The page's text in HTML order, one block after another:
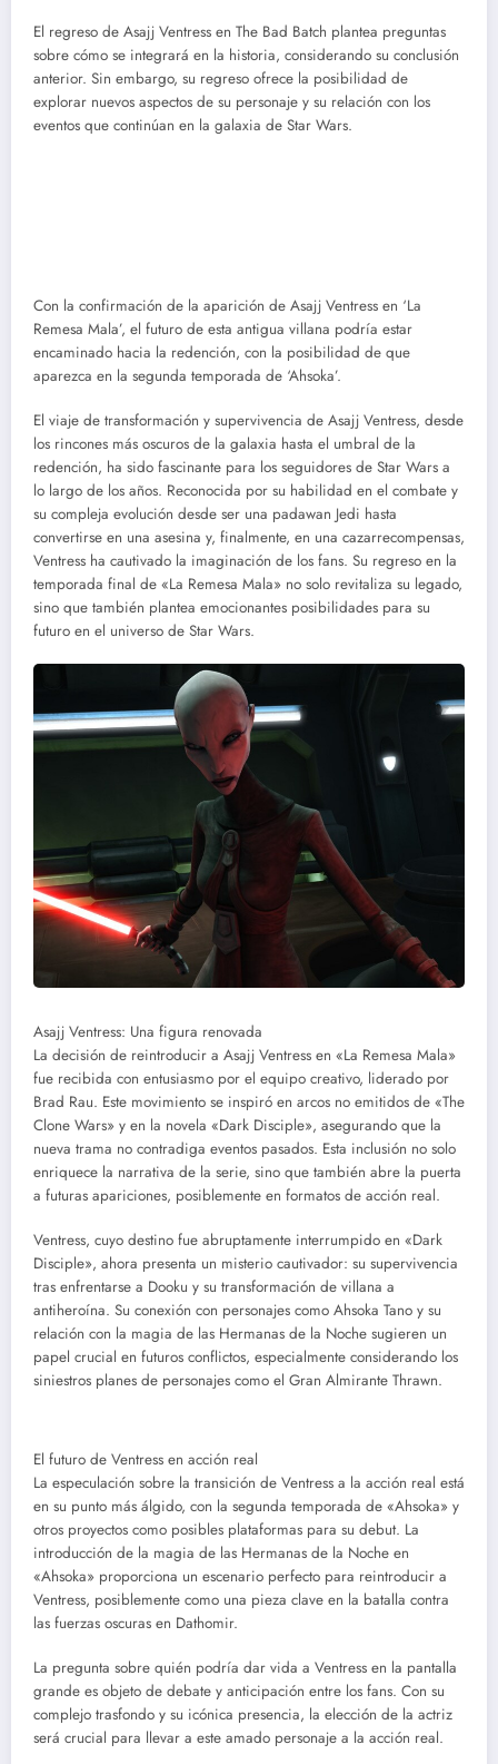
El regreso de Asajj Ventress en The Bad Batch plantea preguntas
sobre cómo se integrará en la historia, considerando su conclusión
anterior. Sin embargo, su regreso ofrece la posibilidad de
explorar nuevos aspectos de su personaje y su relación con los
eventos que continúan en la galaxia de Star Wars.
Con la confirmación de la aparición de Asajj Ventress en ‘La
Remesa Mala’, el futuro de esta antigua villana podría estar
encaminado hacia la redención, con la posibilidad de que
aparezca en la segunda temporada de ‘Ahsoka’.
El viaje de transformación y supervivencia de Asajj Ventress, desde
los rincones más oscuros de la galaxia hasta el umbral de la
redención, ha sido fascinante para los seguidores de Star Wars a
lo largo de los años. Reconocida por su habilidad en el combate y
su compleja evolución desde ser una padawan Jedi hasta
convertirse en una asesina y, finalmente, en una cazarrecompensas,
Ventress ha cautivado la imaginación de los fans. Su regreso en la
temporada final de «La Remesa Mala» no solo revitaliza su legado,
sino que también plantea emocionantes posibilidades para su
futuro en el universo de Star Wars.
Asajj Ventress: Una figura renovada
La decisión de reintroducir a Asajj Ventress en «La Remesa Mala»
fue recibida con entusiasmo por el equipo creativo, liderado por
Brad Rau. Este movimiento se inspiró en arcos no emitidos de «The
Clone Wars» y en la novela «Dark Disciple», asegurando que la
nueva trama no contradiga eventos pasados. Esta inclusión no solo
enriquece la narrativa de la serie, sino que también abre la puerta
a futuras apariciones, posiblemente en formatos de acción real.
Ventress, cuyo destino fue abruptamente interrumpido en «Dark
Disciple», ahora presenta un misterio cautivador: su supervivencia
tras enfrentarse a Dooku y su transformación de villana a
antiheroína. Su conexión con personajes como Ahsoka Tano y su
relación con la magia de las Hermanas de la Noche sugieren un
papel crucial en futuros conflictos, especialmente considerando los
siniestros planes de personajes como el Gran Almirante Thrawn.
El futuro de Ventress en acción real
La especulación sobre la transición de Ventress a la acción real está
en su punto más álgido, con la segunda temporada de «Ahsoka» y
otros proyectos como posibles plataformas para su debut. La
introducción de la magia de las Hermanas de la Noche en
«Ahsoka» proporciona un escenario perfecto para reintroducir a
Ventress, posiblemente como una pieza clave en la batalla contra
las fuerzas oscuras en Dathomir.
La pregunta sobre quién podría dar vida a Ventress en la pantalla
grande es objeto de debate y anticipación entre los fans. Con su
complejo trasfondo y su icónica presencia, la elección de la actriz
será crucial para llevar a este amado personaje a la acción real.